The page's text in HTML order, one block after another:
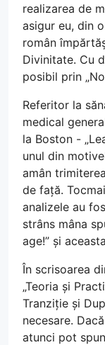
realizarea de
asigur eu, din
român
Divinitate. Cu
posibil prin
Referitor la
medical
la Boston -
unul din
amân
de față.
analizele au
strâns mâna
age!” și
În scrisoarea
„Teoria și
Tranziție și
necesare.
atunci pot